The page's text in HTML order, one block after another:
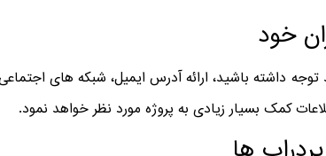
خود
توجه داشته باشید، ارائه آدرس ایمیل، شبکه های
کمک بسیار زیادی به پروژه مورد نظر خواهد نمود.